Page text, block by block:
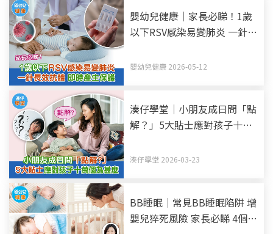
嬰幼兒健康｜家長必睇！1歲
以下RSV感染易變肺炎 一針長
嬰幼兒健康 2026-05-12
湊仔學堂｜小朋友成日問「點
解？」5大貼士應對孩子十萬
湊仔學堂 2026-03-23
BB睡眠｜常見BB睡眠陷阱 增
嬰兒猝死風險 家長必睇 4個